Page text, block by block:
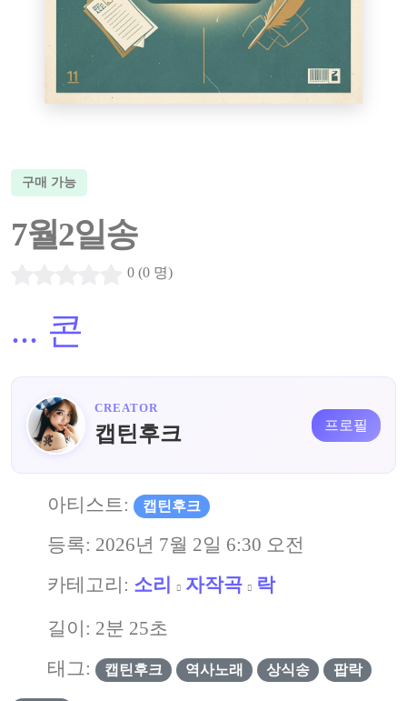
구매 가능
7월2일송
0 (0 명)
... 콘
CREATOR
캡틴후크 프로필
아티스트: 캡틴후크
등록: 2026년 7월 2일 6:30 오전
카테고리: 소리 자작곡 락
길이: 2분 25초
태그:
캡틴후크 역사노래 상식송 팝락